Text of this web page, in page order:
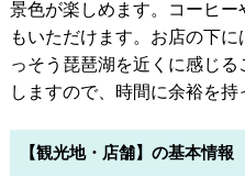
景色が楽しめます。コーヒ
もいただけます。お店の下
っそう琵琶湖を近くに感じ
しますので、時間に余裕を持
【観光地・店舗】の基本情報